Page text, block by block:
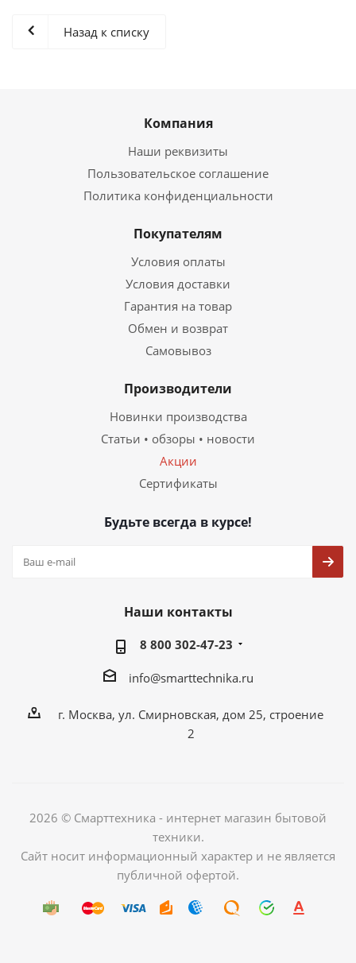
Назад к списку
Компания
Наши реквизиты
Пользовательское соглашение
Политика конфиденциальности
Покупателям
Условия оплаты
Условия доставки
Гарантия на товар
Обмен и возврат
Самовывоз
Производители
Новинки производства
Статьи • обзоры • новости
Акции
Сертификаты
Будьте всегда в курсе!
Наши контакты
8 800 302-47-23
info@smarttechnika.ru
г. Москва, ул. Смирновская, дом 25, строение
2
2026 © Смарттехника - интернет магазин бытовой
техники.
Сайт носит информационный характер и не является
публичной офертой.